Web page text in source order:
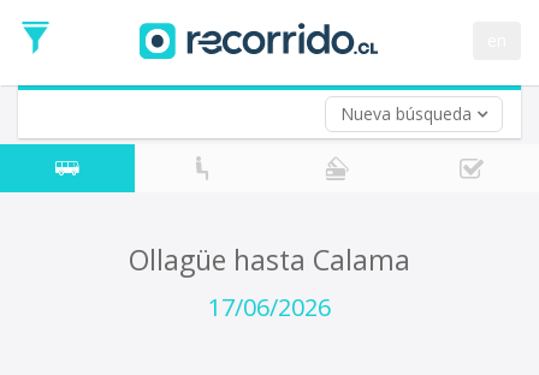
Nueva búsqueda
de
Ida
Vuelta (opcional)
Fecha
de
Ollagüe hasta Calama
17/06/2026